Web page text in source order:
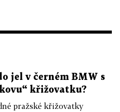
jel v černém BMW s
křižovatku?
pražské křižovatky